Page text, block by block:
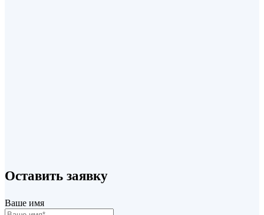
info@profilsystem.ru
Оставить заявку
Ваше имя